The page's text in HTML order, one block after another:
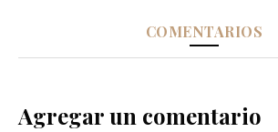
COMENTARIOS
Agregar un comentario